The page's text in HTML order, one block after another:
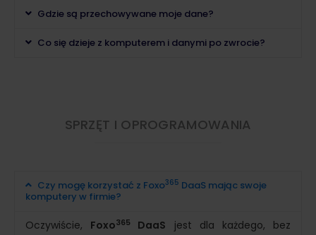
Gdzie są przechowywane moje dane?
Co się dzieje z komputerem i danymi po zwrocie?
SPRZĘT I OPROGRAMOWANIA
Czy mogę korzystać z Foxo365 DaaS mając swoje
komputery w firmie?
Oczywiście, Foxo365 DaaS jest dla każdego, bez